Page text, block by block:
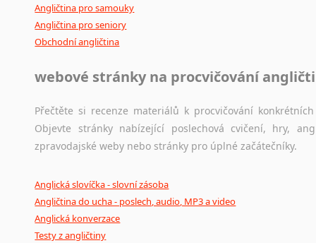
Angličtina pro samouky
Angličtina pro seniory
Obchodní angličtina
webové stránky na procvičování
Přečtěte si recenze materiálů k procvičování
Objevte stránky nabízející poslechová cvičení, hry,
zpravodajské weby nebo stránky pro úplné začátečníky.
Anglická slovíčka - slovní zásoba
Angličtina do ucha - poslech, audio, MP3 a video
Anglická konverzace
Testy z angličtiny